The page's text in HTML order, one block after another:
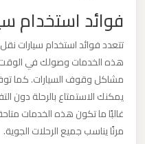
فوائد استخدام
تتعدد فوائد استخدام سيارات
هذه الخدمات وصولك في الوقت
مشاكل وقوف السيارات. كما
يمكنك الاستمتاع بالرحلة دون
غالبًا ما تكون هذه الخدمات
مرنًا يناسب جميع الرحلات الجوية.
القاهرة
ليموزين
القاهرة
للاسكندرية